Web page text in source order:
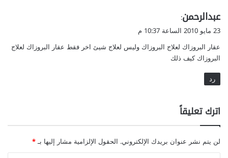
ي
ق
ل
عبدالرحمن:
23 مايو 2010 الساعة 10:37 م
عقار البروزاك لعلاج البروزاك وليس لعلاج شيئ اخر فقط عقار البروزاك لعلاج
البروزاك كيف ذلك
رد
اترك تعليقاً
لن يتم نشر عنوان بريدك الإلكتروني. الحقول الإلزامية مشار إليها بـ*